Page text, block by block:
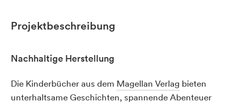
Projektbeschreibung
Nachhaltige Herstellung
Die Kinderbücher aus dem Magellan Verlag bieten
unterhaltsame Geschichten, spannende Abenteuer